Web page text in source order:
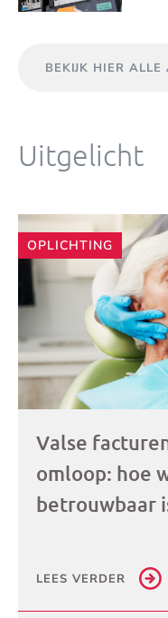
BEKIJK HIER ALLE
Uitgelicht
Andere
artikelen
OPLICHTING
Valse
omloop: hoe
betrouwbaar
LEES VERDER